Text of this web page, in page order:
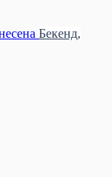
Бекенд,